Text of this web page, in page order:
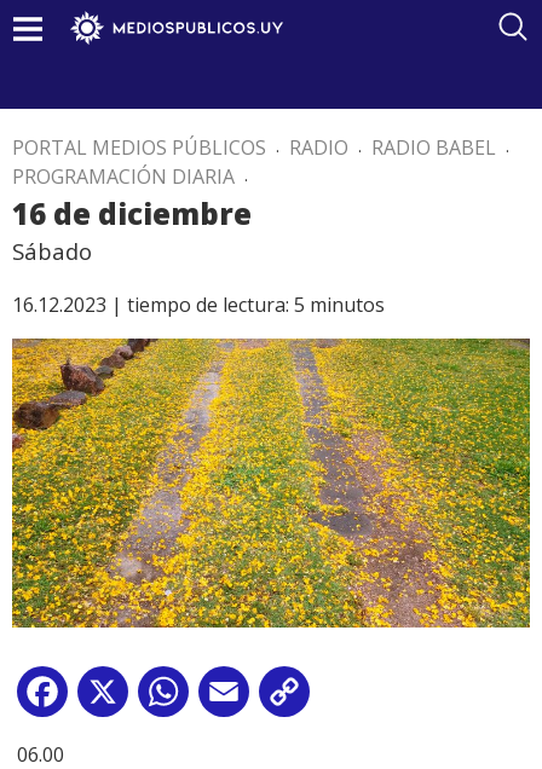
PORTAL MEDIOS PÚBLICOS . RADIO . RADIO BABEL .
PROGRAMACIÓN DIARIA .
16 de diciembre
Sábado
16.12.2023 | tiempo de lectura: 5 minutos
Facebook
X WhatsApp
Email
06.00